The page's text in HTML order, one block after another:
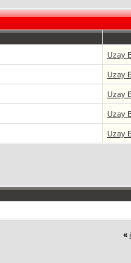
Uzay
Uzay
Uzay
Uzay
Uzay
«